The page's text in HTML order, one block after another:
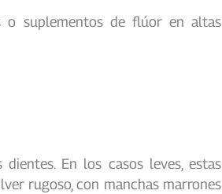
o suplementos de flúor en altas
En los casos leves, estas
rugoso, con manchas marrones